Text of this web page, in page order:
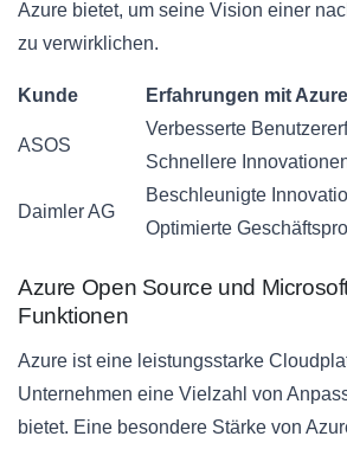
Azure bietet, um seine Vision einer
zu verwirklichen.
Kunde Erfahrungen mit Azure
ASOS
Verbesserte
Schnellere
Daimler AG
Beschleunigte
Optimierte
Azure Open Source und
Funktionen
Azure ist eine leistungsstarke
Unternehmen eine Vielzahl von
bietet. Eine besondere Stärke von